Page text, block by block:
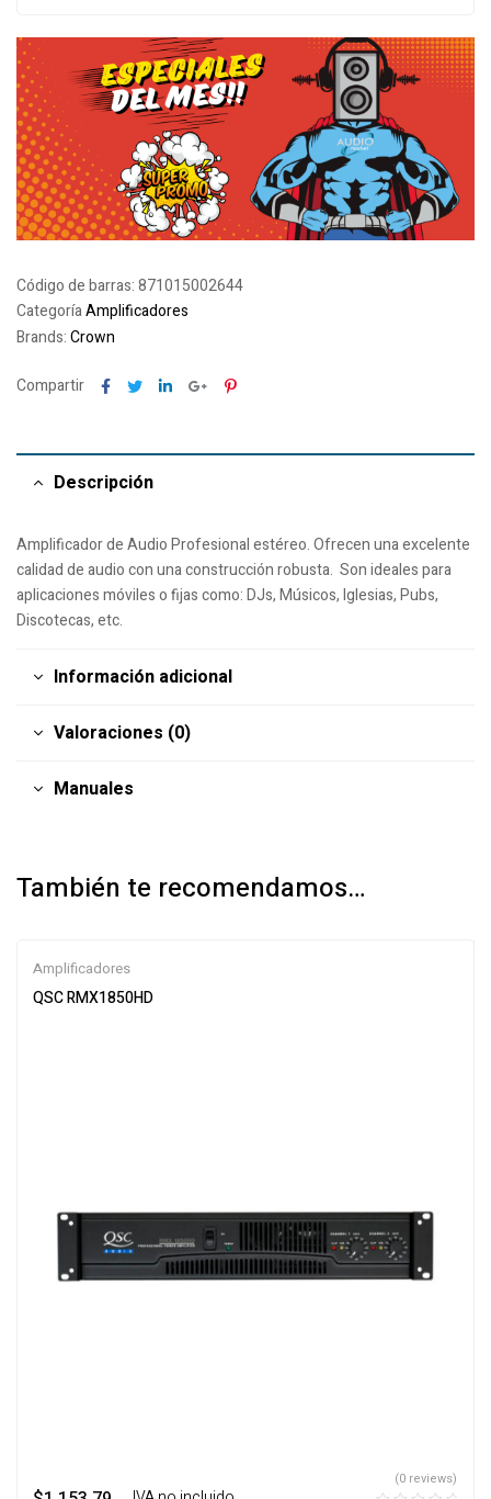
Código de barras:871015002644
CategoríaAmplificadores
Brands:Crown
Compartir Facebook
TwitterLinkedinGoogle+Pinterest
Descripción
Amplificador de Audio Profesional estéreo. Ofrecen una excelente
calidad de audio con una construcción robusta. Son ideales para
aplicaciones móviles o fijas como: DJs, Músicos, Iglesias, Pubs,
Discotecas, etc.
Información adicional
Valoraciones (0)
Manuales
También te recomendamos…
Amplificadores
QSC RMX1850HD
(0 reviews)